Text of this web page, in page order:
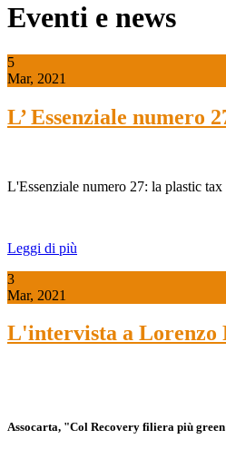
Eventi e news
5
Mar, 2021
L’ Essenziale numero
L'Essenziale numero 27: la plastic
Leggi di più
3
Mar, 2021
L'intervista a Lorenzo
Assocarta, "Col Recovery filiera più